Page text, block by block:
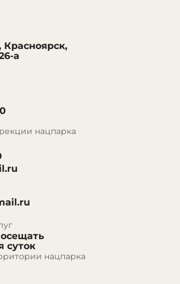
Красноярск,
а
нацпарка
суток
нацпарка